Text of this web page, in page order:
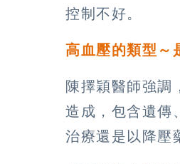
控制不好。
高血壓的類型～
陳擇穎醫師強調
造成，包含遺傳
治療還是以降壓